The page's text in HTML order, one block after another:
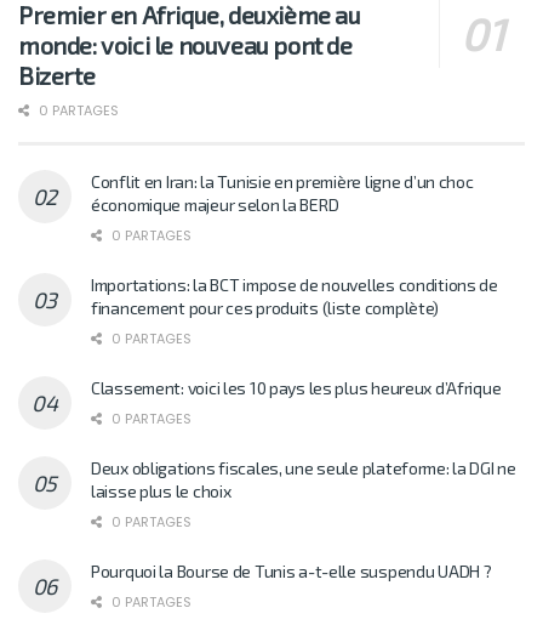
Premier en Afrique, deuxième au
monde: voici le nouveau pont de
Bizerte
0 PARTAGES
Conflit en Iran: la Tunisie en première ligne d’un choc
économique majeur selon la BERD
0 PARTAGES
Importations: la BCT impose de nouvelles conditions de
financement pour ces produits (liste complète)
0 PARTAGES
Classement: voici les 10 pays les plus heureux d’Afrique
0 PARTAGES
Deux obligations fiscales, une seule plateforme: la DGI ne
laisse plus le choix
0 PARTAGES
Pourquoi la Bourse de Tunis a-t-elle suspendu UADH ?
0 PARTAGES